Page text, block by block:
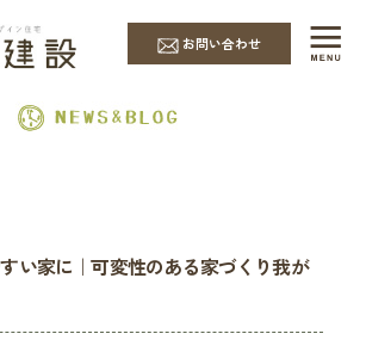
お問い合わせ
EVENT & NEWS
い家に｜可変性のある家づくり我が